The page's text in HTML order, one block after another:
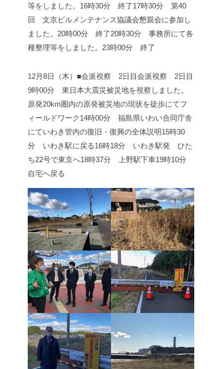
等をしました。 16時30分 終了17時30分 第40
回 文京ビルメンテナンス協議会懇親会に参加し
ました。 20時00分 終了20時30分 事務所にて各
種整理等をしました。 23時00分 終了
12月8日（木）■会派視察 2日目会派視察 2日目
9時00分 東日本大震災被災地を視察しました。
原発20km圏内の原発被災地の現状を徒歩にてフ
ィールドワーク14時00分 福島県いわい合同庁舎
にていわき管内の復旧・復興の全体説明15時30
分 いわき駅に戻る16時18分 いわき駅発 ひた
ち22号で東京へ18時37分 上野駅下車19時10分
自宅へ戻る